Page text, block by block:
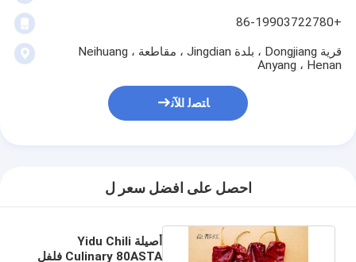
+86-19903722780
قرية Dongjiang ، بلدة Jingdian ، مقاطعة Neihuang ،
Anyang ، Henan
ﺎﺘﺼﻟ ﺍﻶﻧ
احصل على افضل سعر ل
أصيلة Yidu Chili
Culinary 80ASTA فلفل